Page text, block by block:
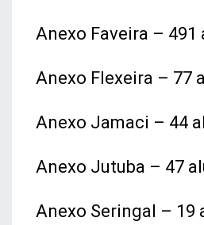
Anexo Faveira – 491
Anexo Flexeira – 77
Anexo Jamaci – 44
Anexo Jutuba – 47
Anexo Seringal – 19